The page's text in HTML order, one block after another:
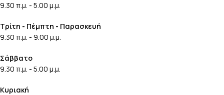
9.30 π.μ. - 5.00 μ.μ.
Τρίτη - Πέμπτη - Παρασκευή
9.30 π.μ. - 9.00 μ.μ.
Σάββατο
9.30 π.μ. - 5.00 μ.μ.
Κυριακή